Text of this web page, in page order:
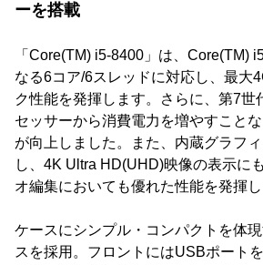
ーを搭載
「Core(TM) i5-8400」は、Core(TM)
なる6コア/6スレッドに対応し、最大
ク性能を発揮します。さらに、第7世
セッサーから消費電力を増やすこと
が向上しました。また、内蔵グラフ
し、4K Ultra HD(UHD)映像の表示に
オ編集においても優れた性能を発揮し
ケースにシンプル・コンパクトを体
スを採用。フロントにはUSBポート